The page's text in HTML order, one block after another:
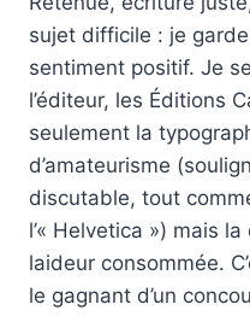
sujet difficile : je
sentiment positif. Je
l’éditeur, les Éditions
seulement la
d’amateurisme
discutable, tout
l’« Helvetica ») mais
laideur consommée.
le gagnant d’un